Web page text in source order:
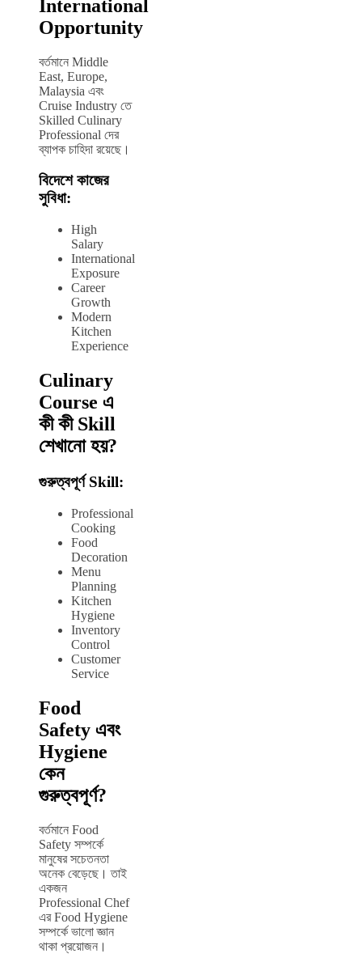
International
Opportunity
বর্তমানে Middle
East, Europe,
Malaysia এবং
Cruise Industry তে
Skilled Culinary
Professional দের
ব্যাপক চাহিদা রয়েছে।
বিদেশে কাজের
সুবিধা:
High
Salary
International
Exposure
Career
Growth
Modern
Kitchen
Experience
Culinary
Course এ
কী কী Skill
শেখানো হয়?
গুরুত্বপূর্ণ Skill:
Professional
Cooking
Food
Decoration
Menu
Planning
Kitchen
Hygiene
Inventory
Control
Customer
Service
Food
Safety এবং
Hygiene
কেন
গুরুত্বপূর্ণ?
বর্তমানে Food
Safety সম্পর্কে
মানুষের সচেতনতা
অনেক বেড়েছে। তাই
একজন
Professional Chef
এর Food Hygiene
সম্পর্কে ভালো জ্ঞান
থাকা প্রয়োজন।